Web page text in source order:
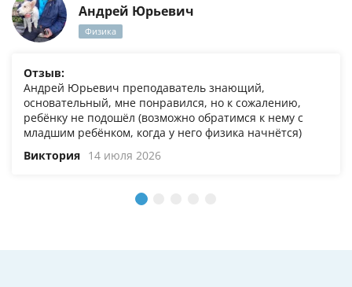
Андрей Юрьевич
Физика
Отзыв:
Андрей Юрьевич преподаватель знающий,
основательный, мне понравился, но к сожалению,
ребёнку не подошёл (возможно обратимся к нему с
младшим ребёнком, когда у него физика начнётся)
Виктория 14 июля 2026